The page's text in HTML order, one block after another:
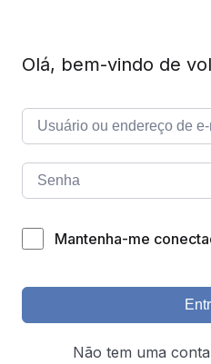
Olá, bem-vindo de
Mantenha-me
Não tem uma